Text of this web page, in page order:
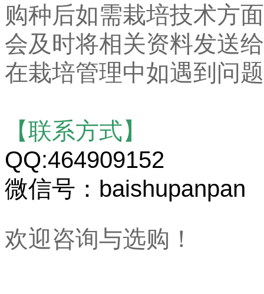
购种后如需栽培技术方
会及时将相关资料发送
在栽培管理中如遇到问
【联系方式】
QQ:464909152
微信号：baishupanpan
欢迎咨询与选购！